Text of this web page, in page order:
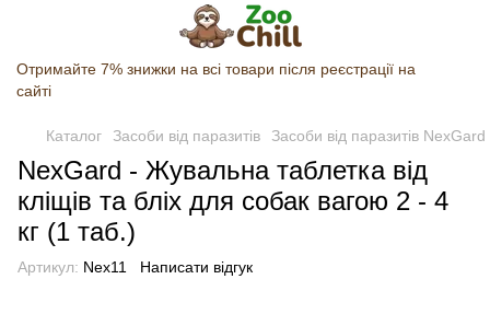
Отримайте 7% знижки на всі товари після реєстрації на
сайті
Каталог Засоби від паразитів Засоби від паразитів NexGard
NexGard - Жувальна таблетка від
кліщів та бліх для собак вагою 2 - 4
кг (1 таб.)
Артикул: Nex11 Написати відгук